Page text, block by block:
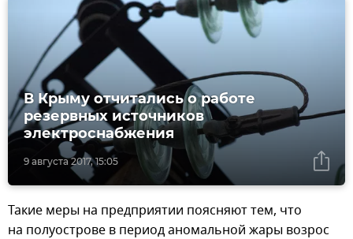
9 августа 2017, 15:05
В Крыму отчитались о работе
резервных источников
электроснабжения
Такие меры на предприятии поясняют тем, что
на полуострове в период аномальной жары возрос